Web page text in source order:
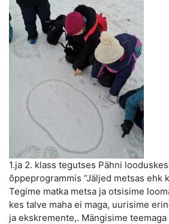
1.ja 2. klass tegutses Pähni
õppeprogrammis “Jäljed metsas ehk
Tegime matka metsa ja otsisime
kes talve maha ei maga, uurisime
ja ekskremente,. Mängisime